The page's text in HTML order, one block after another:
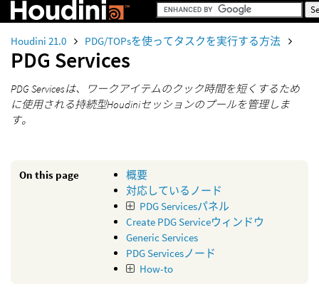
Houdini 21.0 PDG/TOPsを使ってタスクを実行する方法
PDG Services
PDG Servicesは、ワークアイテムのクック時間を短くするため
に使用される持続型Houdiniセッションのプールを管理しま
す。
On this page
概要
対応しているノード
PDG Servicesパネル
Create PDG Serviceウィンドウ
Generic Services
PDG Servicesノード
How-to